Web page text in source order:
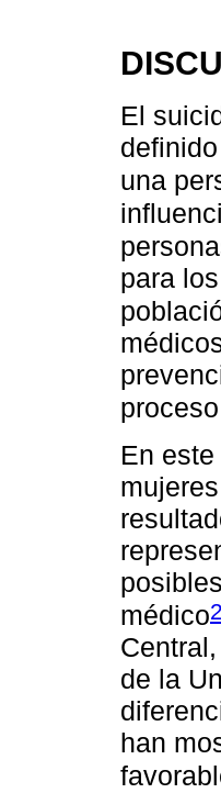
El
una
para
En
médico
de la
han